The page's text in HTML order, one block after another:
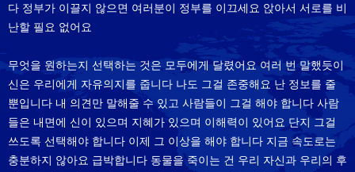
다 정부가 이끌지 않으면 여러분이 정부를 이끄세요 앉아서 서로를 비
난할 필요 없어요
무엇을 원하는지 선택하는 것은 모두에게 달렸어요 여러 번 말했듯이
신은 우리에게 자유의지를 줍니다 나도 그걸 존중해요 난 정보를 줄
뿐입니다 내 의견만 말해줄 수 있고 사람들이 그걸 해야 합니다 사람
들은 내면에 신이 있으며 지혜가 있으며 이해력이 있어요 단지 그걸
쓰도록 선택해야 합니다 이제 그 이상을 해야 합니다 지금 속도로는
충분하지 않아요 급박합니다 동물을 죽이는 건 우리 자신과 우리의 후